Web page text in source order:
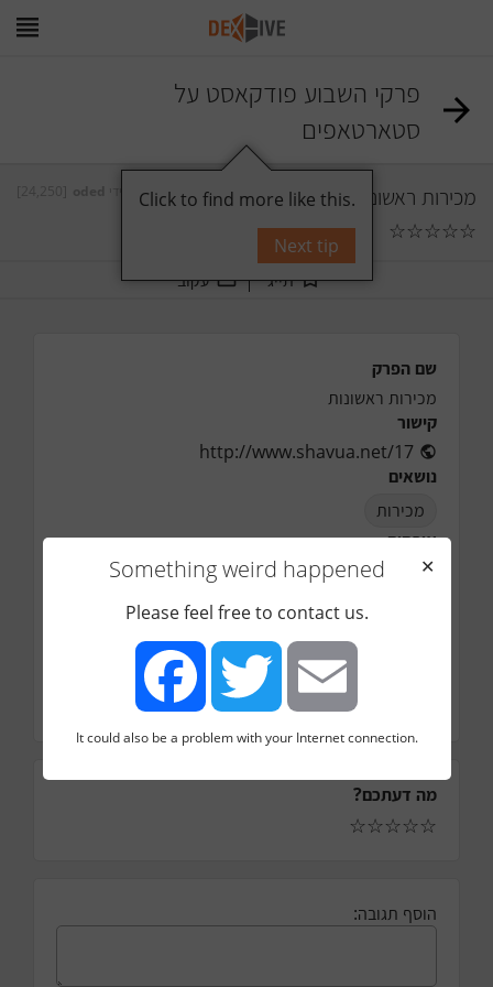
פרקי השבוע פודקאסט על
סטארטאפים
מכירות ראשונות
☆
☆
☆
☆
☆
0 תגובות
תייג עקוב
שם הפרק
מכירות ראשונות
קישור
http://www.shavua.net/17
נושאים
מכירות
אורחים
אורך הפרק
מה דעתכם?
☆
☆
☆
☆
☆
הוסף תגובה:
Something weird happened
✕
Please feel free to contact us.
FacebookTwitter Email
It could also be a problem with your Internet connection.
Click to find more like this.
Next tip